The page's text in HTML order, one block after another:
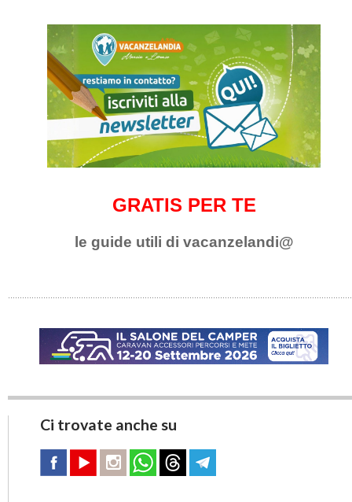
GRATIS PER TE
le guide utili di vacanzelandi@
Ci trovate anche su